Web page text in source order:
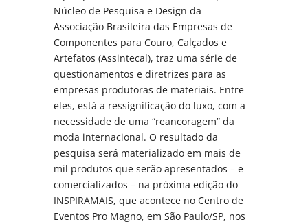
Núcleo de Pesquisa e Design da
Associação Brasileira das Empresas de
Componentes para Couro, Calçados e
Artefatos (Assintecal), traz uma série de
questionamentos e diretrizes para as
empresas produtoras de materiais. Entre
eles, está a ressignificação do luxo, com a
necessidade de uma “reancoragem” da
moda internacional. O resultado da
pesquisa será materializado em mais de
mil produtos que serão apresentados – e
comercializados – na próxima edição do
INSPIRAMAIS, que acontece no Centro de
Eventos Pro Magno, em São Paulo/SP, nos